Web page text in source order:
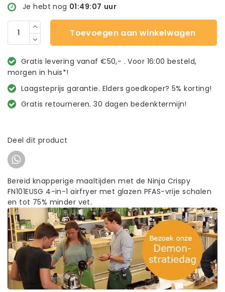
Je hebt nog 01:49:07 uur
Toevoegen aan winkelwagen
Gratis levering vanaf €50,- . Voor 16:00 besteld,
morgen in huis*!
Laagsteprijs garantie. Elders goedkoper? 5% korting!
Gratis retourneren. 30 dagen bedenktermijn!
Deel dit product
Bereid knapperige maaltijden met de Ninja Crispy
FN101EUSG 4-in-1 airfryer met glazen PFAS-vrije schalen
en tot 75% minder vet.